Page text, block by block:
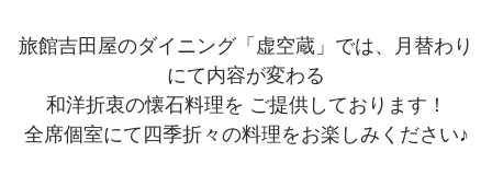
旅館吉田屋のダイニング「虚空蔵」では、月替わり
にて内容が変わる
和洋折衷の懐石料理を ご提供しております！
全席個室にて四季折々の料理をお楽しみください♪